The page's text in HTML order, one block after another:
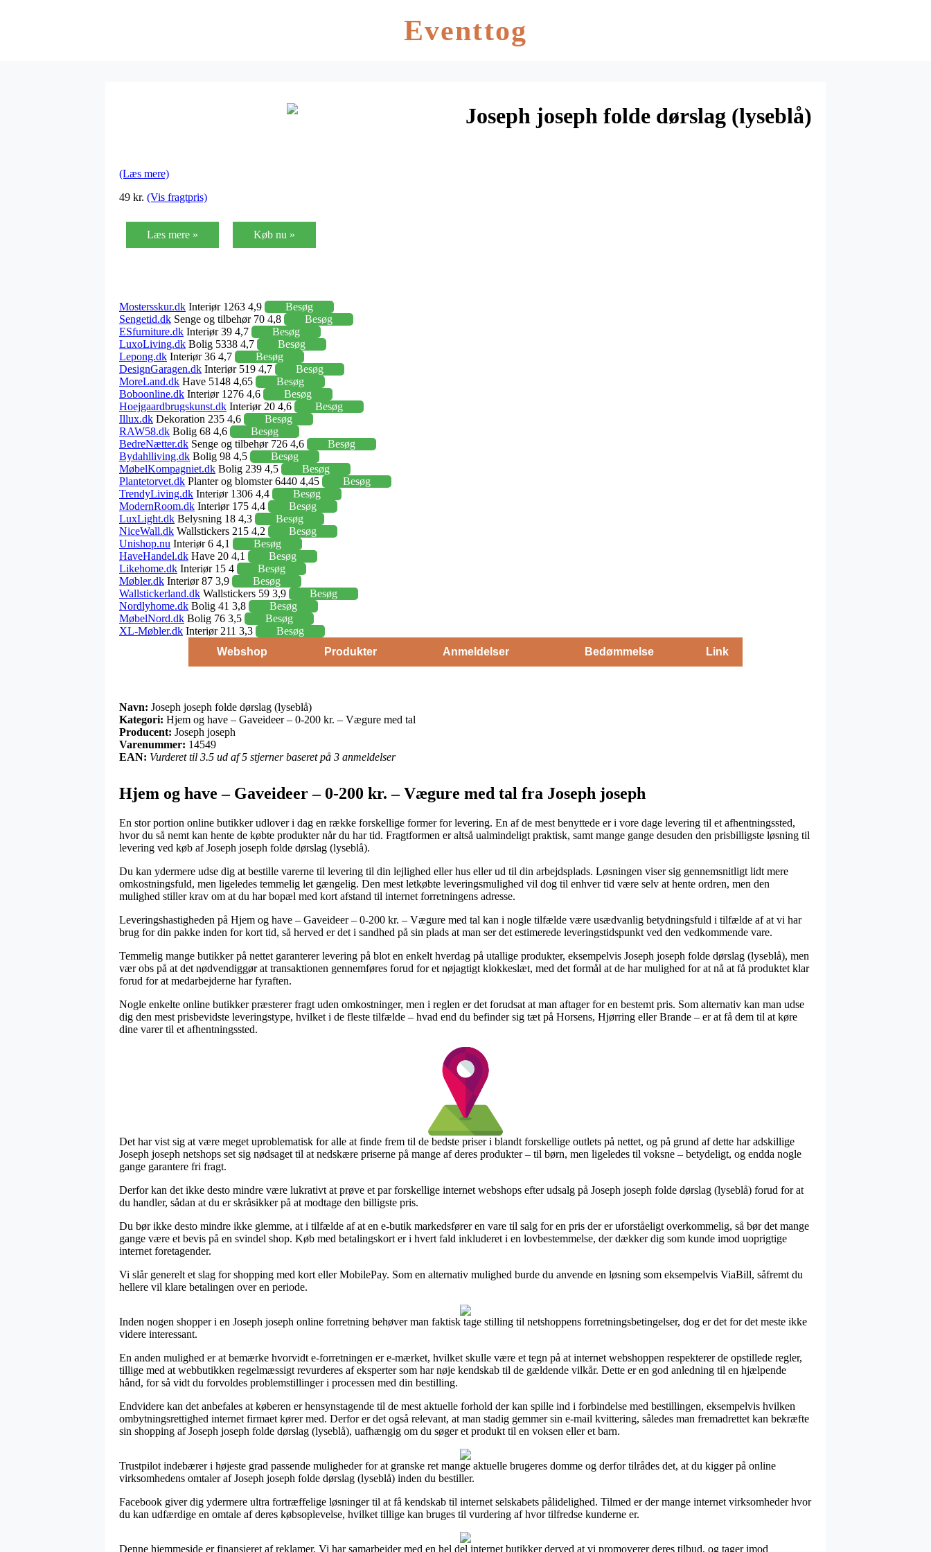
Eventtog
Joseph joseph folde dørslag (lyseblå)
(Læs mere)
49 kr. (Vis fragtpris)
Læs mere » Køb nu »
Mostersskur.dk Interiør 1263 4,9
Besøg
Sengetid.dk Senge og tilbehør 70 4,8
Besøg
ESfurniture.dk Interiør 39 4,7
Besøg
LuxoLiving.dk Bolig 5338 4,7
Besøg
Lepong.dk Interiør 36 4,7
Besøg
DesignGaragen.dk Interiør 519 4,7
Besøg
MoreLand.dk Have 5148 4,65
Besøg
Boboonline.dk Interiør 1276 4,6
Besøg
Hoejgaardbrugskunst.dk Interiør 20 4,6
Besøg
Illux.dk Dekoration 235 4,6
Besøg
RAW58.dk Bolig 68 4,6
Besøg
BedreNætter.dk Senge og tilbehør 726 4,6
Besøg
Bydahlliving.dk Bolig 98 4,5
Besøg
MøbelKompagniet.dk Bolig 239 4,5
Besøg
Plantetorvet.dk Planter og blomster 6440 4,45
Besøg
TrendyLiving.dk Interiør 1306 4,4
Besøg
ModernRoom.dk Interiør 175 4,4
Besøg
LuxLight.dk Belysning 18 4,3
Besøg
NiceWall.dk Wallstickers 215 4,2
Besøg
Unishop.nu Interiør 6 4,1
Besøg
HaveHandel.dk Have 20 4,1
Besøg
Likehome.dk Interiør 15 4
Besøg
Møbler.dk Interiør 87 3,9
Besøg
Wallstickerland.dk Wallstickers 59 3,9
Besøg
Nordlyhome.dk Bolig 41 3,8
Besøg
MøbelNord.dk Bolig 76 3,5
Besøg
XL-Møbler.dk Interiør 211 3,3
Besøg
Webshop
Produkter Anmeldelser Bedømmelse Link
Navn: Joseph joseph folde dørslag (lyseblå)
Kategori: Hjem og have – Gaveideer – 0-200 kr. – Vægure med tal
Producent: Joseph joseph
Varenummer: 14549
EAN: Vurderet til 3.5 ud af 5 stjerner baseret på 3 anmeldelser
Hjem og have – Gaveideer – 0-200 kr. – Vægure med tal fra Joseph joseph
En stor portion online butikker udlover i dag en række forskellige former for levering. En af de mest benyttede er i vore dage levering til et afhentningssted,
hvor du så nemt kan hente de købte produkter når du har tid. Fragtformen er altså ualmindeligt praktisk, samt mange gange desuden den prisbilligste løsning til
levering ved køb af Joseph joseph folde dørslag (lyseblå).
Du kan ydermere udse dig at bestille varerne til levering til din lejlighed eller hus eller ud til din arbejdsplads. Løsningen viser sig gennemsnitligt lidt mere
omkostningsfuld, men ligeledes temmelig let gængelig. Den mest letkøbte leveringsmulighed vil dog til enhver tid være selv at hente ordren, men den
mulighed stiller krav om at du har bopæl med kort afstand til internet forretningens adresse.
Leveringshastigheden på Hjem og have – Gaveideer – 0-200 kr. – Vægure med tal kan i nogle tilfælde være usædvanlig betydningsfuld i tilfælde af at vi har
brug for din pakke inden for kort tid, så herved er det i sandhed på sin plads at man ser det estimerede leveringstidspunkt ved den vedkommende vare.
Temmelig mange butikker på nettet garanterer levering på blot en enkelt hverdag på utallige produkter, eksempelvis Joseph joseph folde dørslag (lyseblå), men
vær obs på at det nødvendiggør at transaktionen gennemføres forud for et nøjagtigt klokkeslæt, med det formål at de har mulighed for at nå at få produktet klar
forud for at medarbejderne har fyraften.
Nogle enkelte online butikker præsterer fragt uden omkostninger, men i reglen er det forudsat at man aftager for en bestemt pris. Som alternativ kan man udse
dig den mest prisbevidste leveringstype, hvilket i de fleste tilfælde – hvad end du befinder sig tæt på Horsens, Hjørring eller Brande – er at få dem til at køre
dine varer til et afhentningssted.
Det har vist sig at være meget uproblematisk for alle at finde frem til de bedste priser i blandt forskellige outlets på nettet, og på grund af dette har adskillige
Joseph joseph netshops set sig nødsaget til at nedskære priserne på mange af deres produkter – til børn, men ligeledes til voksne – betydeligt, og endda nogle
gange garantere fri fragt.
Derfor kan det ikke desto mindre være lukrativt at prøve et par forskellige internet webshops efter udsalg på Joseph joseph folde dørslag (lyseblå) forud for at
du handler, sådan at du er skråsikker på at modtage den billigste pris.
Du bør ikke desto mindre ikke glemme, at i tilfælde af at en e-butik markedsfører en vare til salg for en pris der er uforståeligt overkommelig, så bør det mange
gange være et bevis på en svindel shop. Køb med betalingskort er i hvert fald inkluderet i en lovbestemmelse, der dækker dig som kunde imod uoprigtige
internet foretagender.
Vi slår generelt et slag for shopping med kort eller MobilePay. Som en alternativ mulighed burde du anvende en løsning som eksempelvis ViaBill, såfremt du
hellere vil klare betalingen over en periode.
Inden nogen shopper i en Joseph joseph online forretning behøver man faktisk tage stilling til netshoppens forretningsbetingelser, dog er det for det meste ikke
videre interessant.
En anden mulighed er at bemærke hvorvidt e-forretningen er e-mærket, hvilket skulle være et tegn på at internet webshoppen respekterer de opstillede regler,
tillige med at webbutikken regelmæssigt revurderes af eksperter som har nøje kendskab til de gældende vilkår. Dette er en god anledning til en hjælpende
hånd, for så vidt du forvoldes problemstillinger i processen med din bestilling.
Endvidere kan det anbefales at køberen er hensynstagende til de mest aktuelle forhold der kan spille ind i forbindelse med bestillingen, eksempelvis hvilken
ombytningsrettighed internet firmaet kører med. Derfor er det også relevant, at man stadig gemmer sin e-mail kvittering, således man fremadrettet kan bekræfte
sin shopping af Joseph joseph folde dørslag (lyseblå), uafhængig om du søger et produkt til en voksen eller et barn.
Trustpilot indebærer i højeste grad passende muligheder for at granske ret mange aktuelle brugeres domme og derfor tilrådes det, at du kigger på online
virksomhedens omtaler af Joseph joseph folde dørslag (lyseblå) inden du bestiller.
Facebook giver dig ydermere ultra fortræffelige løsninger til at få kendskab til internet selskabets pålidelighed. Tilmed er der mange internet virksomheder hvor
du kan udfærdige en omtale af deres købsoplevelse, hvilket tillige kan bruges til vurdering af hvor tilfredse kunderne er.
Denne hjemmeside er finansieret af reklamer. Vi har samarbejder med en hel del internet butikker derved at vi promoverer deres tilbud, og tager imod